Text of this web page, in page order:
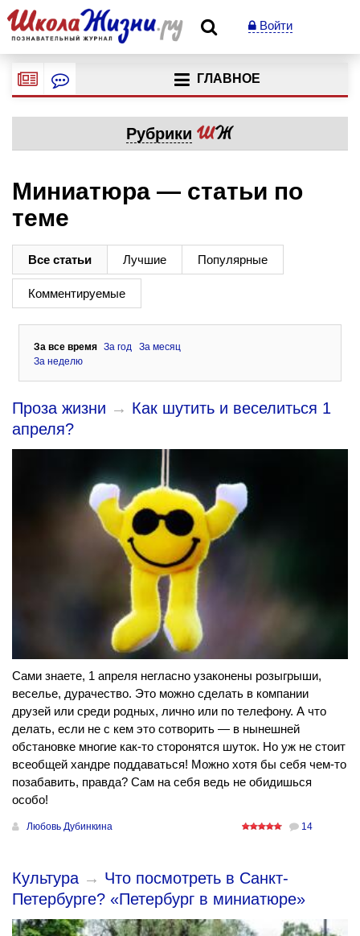
Войти
ГЛАВНОЕ
Рубрики
Миниатюра — статьи по
теме
Все статьи Лучшие Популярные
Комментируемые
За все время За год
За месяц
За неделю
Проза жизни → Как шутить и веселиться 1
апреля?
Сами знаете, 1 апреля негласно узаконены розыгрыши,
веселье, дурачество. Это можно сделать в компании
друзей или среди родных, лично или по телефону. А что
делать, если не с кем это сотворить — в нынешней
обстановке многие как-то сторонятся шуток. Но уж не стоит
всеобщей хандре поддаваться! Можно хотя бы себя чем-то
позабавить, правда? Сам на себя ведь не обидишься
особо!
Любовь Дубинкина 14
Культура→ Что посмотреть в Санкт-
Петербурге? «Петербург в миниатюре»